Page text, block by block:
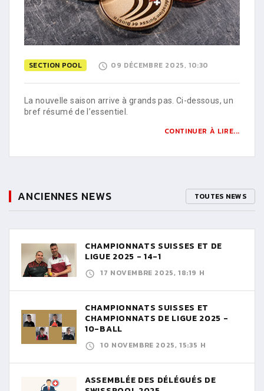
SECTION POOL 09 DÉCEMBRE 2025, 10:30
La nouvelle saison arrive à grands pas. Ci-dessous, un
bref résumé de l’essentiel.
CONTINUER À LIRE...
ANCIENNES NEWS TOUTES NEWS
CHAMPIONNATS SUISSES ET DE
LIGUE 2025 - 14-1
17 NOVEMBRE 2025, 18:19 H
CHAMPIONNATS SUISSES ET
CHAMPIONNATS DE LIGUE 2025 -
10-BALL
10 NOVEMBRE 2025, 15:35 H
ASSEMBLÉE DES DÉLÉGUÉS DE